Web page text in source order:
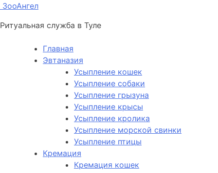
ЗооАнгел
Ритуальная служба в Туле
Главная
Эвтаназия
Усыпление кошек
Усыпление собаки
Усыпление грызуна
Усыпление крысы
Усыпление кролика
Усыпление морской свинки
Усыпление птицы
Кремация
Кремация кошек